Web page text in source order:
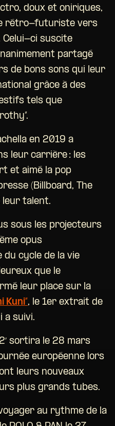
doux et oniriques,
rétro-futuriste vers
Celui-ci suscite
partagé
de bons sons qui leur
grâce à des
tels que
en 2019 a
leur carrière : les
et aimé la pop
(Billboard, The
leur talent.
sous les projecteurs
opus
du cycle de la vie
que le
leur place sur la
Kuni”, le 1er extrait de
a suivi.
sortira le 28 mars
européenne lors
leurs nouveaux
plus grands tubes.
au rythme de la